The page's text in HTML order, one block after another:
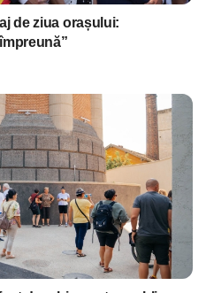
de ziua orașului: